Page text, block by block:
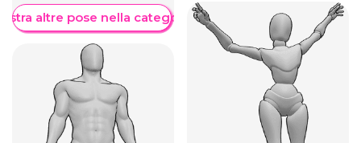
altre pose nella categoria